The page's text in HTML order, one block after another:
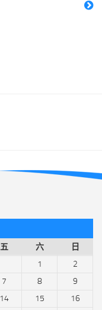
五 六 日
1
2
7 8
9
14 15
16